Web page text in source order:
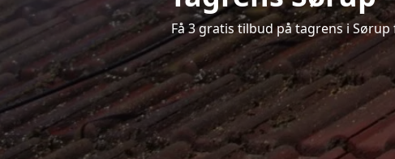
Få 3 gratis tilbud på tagrens i